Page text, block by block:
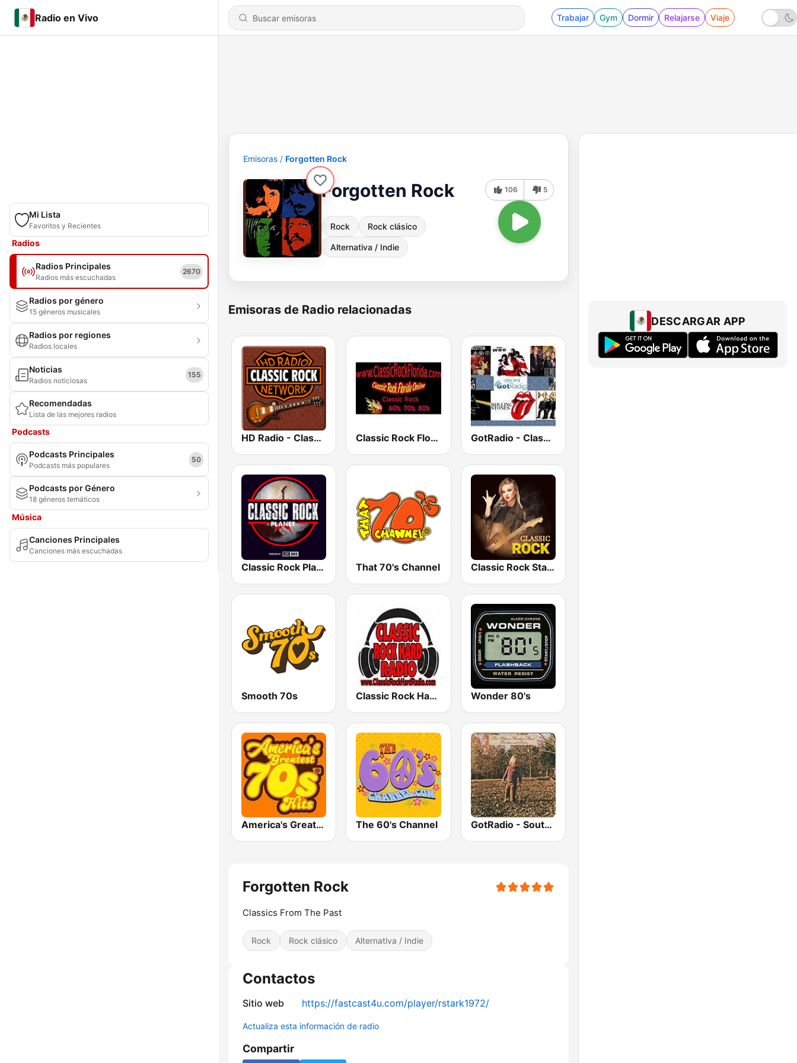
Radio en Vivo Trabajar Gym Dormir Relajarse Viaje
Mi Lista
Favoritos y Recientes
Radios
Radios Principales
Radios más escuchadas
2670
Radios por género
15 géneros musicales
Radios por regiones
Radios locales
Noticias
Radios noticiosas
155
Recomendadas
Lista de las mejores radios
Podcasts
Podcasts Principales
Podcasts más populares
50
Podcasts por Género
18 géneros temáticos
Música
Canciones Principales
Canciones más escuchadas
Emisoras Forgotten Rock
Forgotten Rock
Rock Rock clásico
Alternativa / Indie
106 5
Emisoras de Radio relacionadas
HD Radio - Classic Rock Classic Rock Florida GotRadio - Classic Rock
Classic Rock Planet That 70's Channel Classic Rock Station
Smooth 70s Classic Rock Hard Radio Wonder 80's
America's Greatest 70s Hits The 60's Channel GotRadio - Southern Rock
Forgotten Rock
Classics From The Past
Rock Rock clásico Alternativa / Indie
Contactos
Sitio web https://fastcast4u.com/player/rstark1972/
Actualiza esta información de radio
Compartir
DESCARGAR APP